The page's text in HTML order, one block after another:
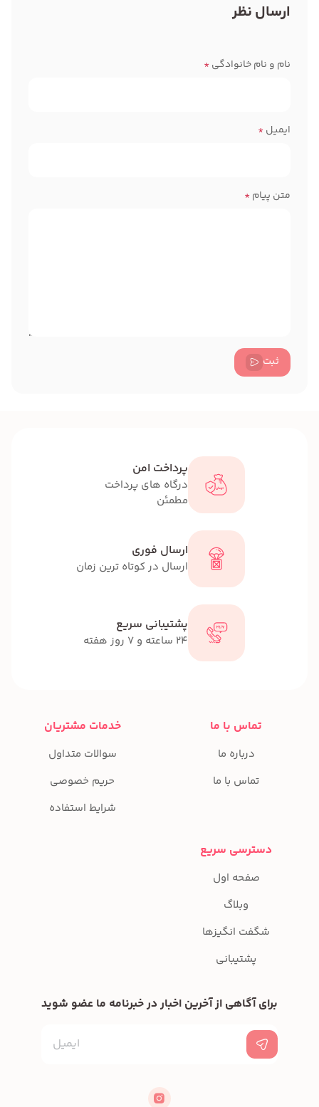
ارسال نظر
نام و نام خانوادگی*
ایمیل*
متن پیام*
ثبت
پرداخت امن
درگاه های پرداخت
مطمئن
ارسال فوری
ارسال در کوتاه ترین زمان
پشتیبانی سریع
24 ساعته و 7 روز هفته
تماس با ما
درباره ما
تماس با ما
خدمات مشتریان
سوالات متداول
حریم خصوصی
شرایط استفاده
دسترسی سریع
صفحه اول
وبلاگ
شگفت انگیزها
پشتیبانی
برای آگاهی از آخرین اخبار در خبرنامه ما عضو شوید